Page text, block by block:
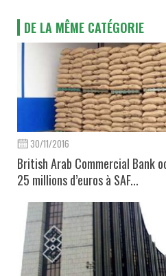
DE LA MÊME CATÉGORIE
30/11/2016
British Arab Commercial Bank
25 millions d’euros à SAF...